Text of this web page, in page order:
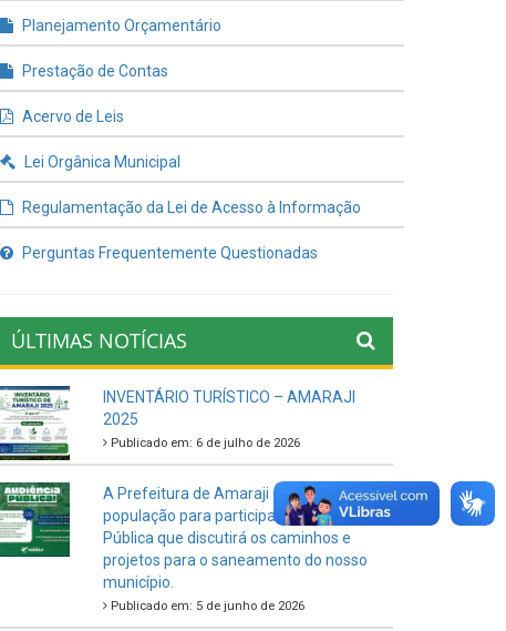
Planejamento Orçamentário
Prestação de Contas
Acervo de Leis
Lei Orgânica Municipal
Regulamentação da Lei de Acesso à Informação
Perguntas Frequentemente Questionadas
ÚLTIMAS NOTÍCIAS
INVENTÁRIO TURÍSTICO – AMARAJI
2025
Publicado em: 6 de julho de 2026
A Prefeitura de Amaraji convida toda a
população para participar da Audiência
Pública que discutirá os caminhos e
projetos para o saneamento do nosso
município.
Publicado em: 5 de junho de 2026